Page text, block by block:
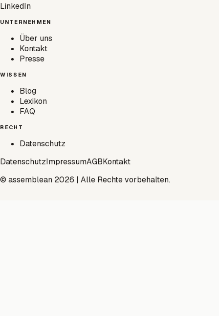
LinkedIn
UNTERNEHMEN
Über uns
Kontakt
Presse
WISSEN
Blog
Lexikon
FAQ
RECHT
Datenschutz
DatenschutzImpressumAGBKontakt
© assemblean 2026 | Alle Rechte vorbehalten.